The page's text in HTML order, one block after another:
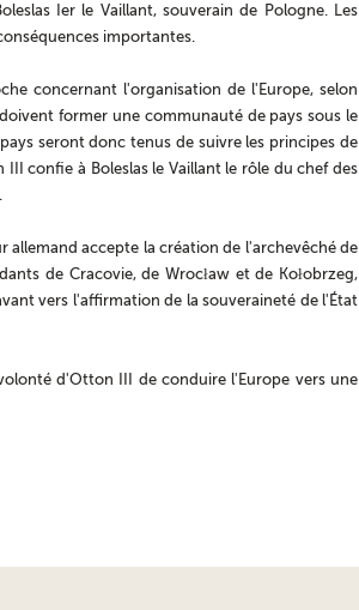
Ier le Vaillant, souverain de Pologne. Les
importantes.
concernant l'organisation de l'Europe, selon
former une communauté de pays sous le
seront donc tenus de suivre les principes de
confie à Boleslas le Vaillant le rôle du chef des
allemand accepte la création de l'archevêché de
de Cracovie, de Wrocław et de Kołobrzeg,
vers l'affirmation de la souveraineté de l'État
d'Otton III de conduire l'Europe vers une